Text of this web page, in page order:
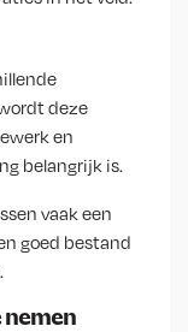
deze
en
belangrijk is.
vaak een
goed bestand
nemen